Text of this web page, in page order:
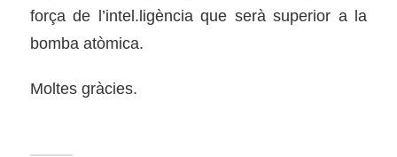
força de l’intel.ligència que serà superior a la
bomba atòmica.
Moltes gràcies.